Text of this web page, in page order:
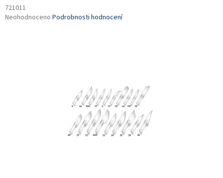
721011
Průměrné
Neohodnoceno Podrobnosti hodnocení